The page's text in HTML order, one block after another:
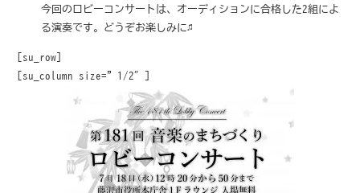
今回のロビーコンサートは、オーディションに合格した2組によ
る演奏です。どうぞお楽しみに♫
[su_row]
[su_column size=”1/2″]